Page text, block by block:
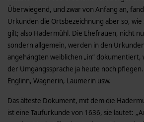
Überwiegend, und zwar von Anfang an,
Urkunden die Ortsbezeichnung aber so, wie
gilt; also Hadermühl. Die Ehefrauen, nicht
sondern allgemein, werden in den
angehängten weiblichen „in” dokumentiert,
der Umgangssprache ja heute noch
Englinn, Wagnerin, Laumerin usw.
Das älteste Dokument, mit dem die
ist eine Taufurkunde von 1636, sie lautet: